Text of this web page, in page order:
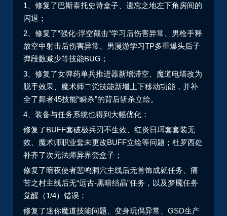
1、修复了巴斯泰托史诗盒子、遗忘之地左下角房间的
闪退；
2、修复了“强化-浮空截击”学习后伤害异常、男枪手释
放空中射击后伤害异常、男漫游学习TP多重爆头后子
弹段数减少等技能BUG；
3、修复了女弹药单兵推进器新增滞空、魔道电塔改为
脱手效果、魔术师二觉技能新增上下移动功能，并补
全了舞者45技能“瞬杀”的背后斩杀立绘。
4、装备与任务系统也得到大幅优化：
修复了BUFF套破极兵刃不生效、红炎日珥套套装无
效、魔术师职业套未更改BUFF立绘等问题；杜罗西处
补齐了次元法师异界套盒子；
修复了暗夜使者悲鸣洞穴主线后无首饰成就任务、痛
苦之村主线后无“远古-黑暗结晶”任务，以及梦魇任务
觉醒（1/4）错误；
修复了迷你魔道技能问题、变身玩偶异常、GSD生产